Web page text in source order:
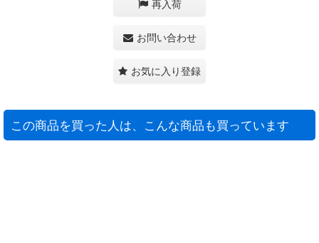
再入荷
お問い合わせ
お気に入り登録
この商品を買った人は、こんな商品も買っています